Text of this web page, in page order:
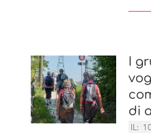
I
di
IL: